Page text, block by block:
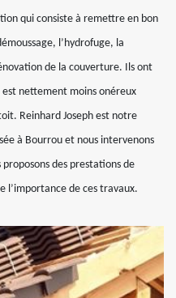
qui consiste à remettre en bon
l’hydrofuge, la
de la couverture. Ils ont
est nettement moins onéreux
Reinhard Joseph est notre
à Bourrou et nous intervenons
des prestations de
l’importance de ces travaux.